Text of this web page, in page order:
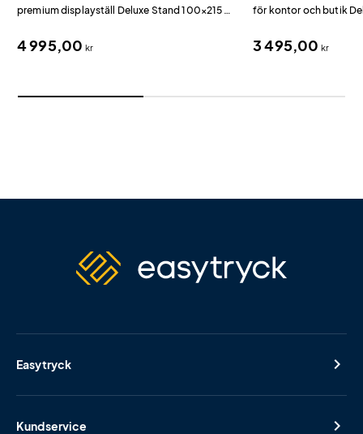
premium displayställ Deluxe Stand 100×215 är
maximal exponeringsyta i ett exklusivt format.
4 995,00kr
för kontor och butik
varje detalj.
3 495,00kr
Easytryck
Kundservice